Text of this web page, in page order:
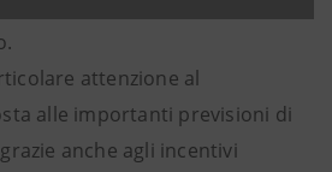
attenzione al
alle importanti previsioni di
anche agli incentivi